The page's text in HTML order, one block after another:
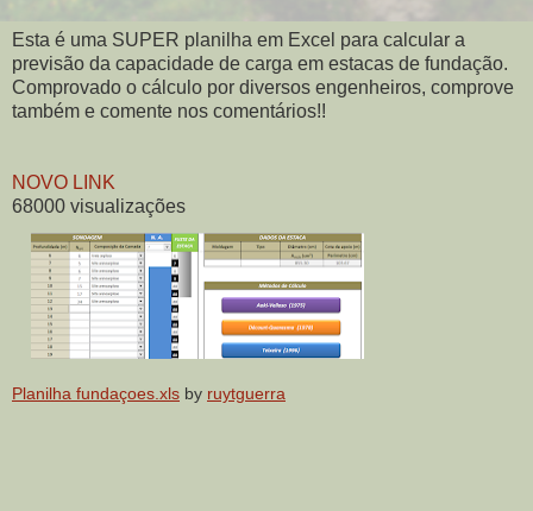
Esta é uma SUPER planilha em Excel para calcular a
previsão da capacidade de carga em estacas de fundação.
Comprovado o cálculo por diversos engenheiros, comprove
também e comente nos comentários!!
NOVO LINK
68000 visualizações
Planilha fundaçoes.xls by ruytguerra